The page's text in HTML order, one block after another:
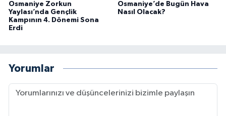
Osmaniye Zorkun
Yaylası’nda Gençlik
Kampının 4. Dönemi Sona
Erdi
Osmaniye’de Bugün Hava
Nasıl Olacak?
Yorumlar